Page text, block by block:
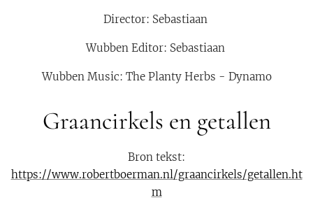
Director: Sebastiaan
Wubben Editor: Sebastiaan
Wubben Music: The Planty Herbs - Dynamo
Graancirkels en getallen
Bron tekst:
https://www.robertboerman.nl/graancirkels/getallen.ht
m